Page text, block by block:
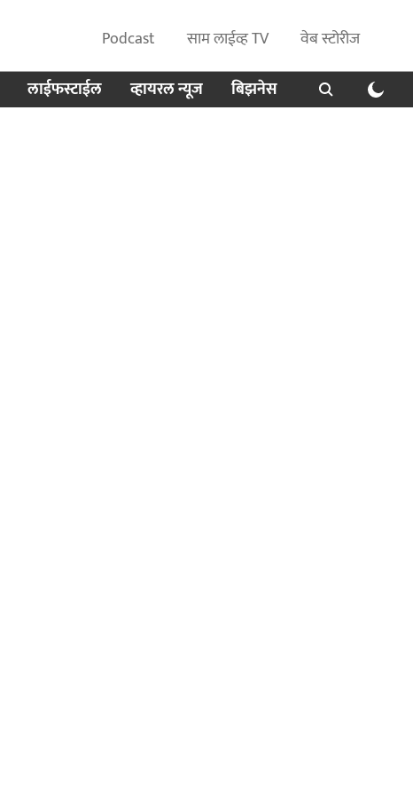
Podcast साम लाईव्ह TV
वेब स्टोरीज
लाईफस्टाईल व्हायरल न्यूज बिझनेस